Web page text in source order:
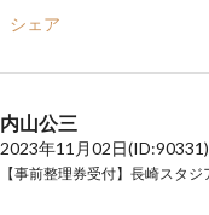
シェア
内山公三
2023年11月02日(ID:90331)